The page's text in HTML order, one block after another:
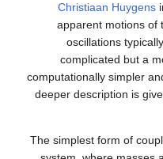
Christiaan Huygens
apparent motions of
oscillations
complicated but a
computationally simpler
deeper description is
The simplest form of